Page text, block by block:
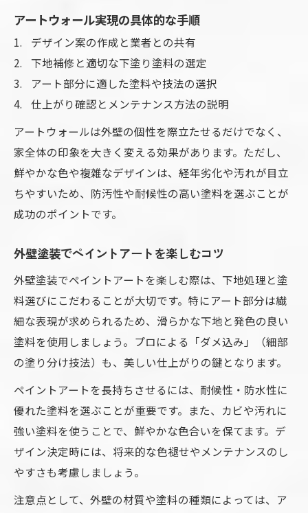
アートウォール実現の具体的な手順
デザイン案の作成と業者との共有
下地補修と適切な下塗り塗料の選定
アート部分に適した塗料や技法の選択
仕上がり確認とメンテナンス方法の説明
アートウォールは外壁の個性を際立たせるだけでなく、
家全体の印象を大きく変える効果があります。ただし、
鮮やかな色や複雑なデザインは、経年劣化や汚れが目立
ちやすいため、防汚性や耐候性の高い塗料を選ぶことが
成功のポイントです。
外壁塗装でペイントアートを楽しむコツ
外壁塗装でペイントアートを楽しむ際は、下地処理と塗
料選びにこだわることが大切です。特にアート部分は繊
細な表現が求められるため、滑らかな下地と発色の良い
塗料を使用しましょう。プロによる「ダメ込み」（細部
の塗り分け技法）も、美しい仕上がりの鍵となります。
ペイントアートを長持ちさせるには、耐候性・防水性に
優れた塗料を選ぶことが重要です。また、カビや汚れに
強い塗料を使うことで、鮮やかな色合いを保てます。デ
ザイン決定時には、将来的な色褪せやメンテナンスのし
やすさも考慮しましょう。
注意点として、外壁の材質や塗料の種類によっては、ア